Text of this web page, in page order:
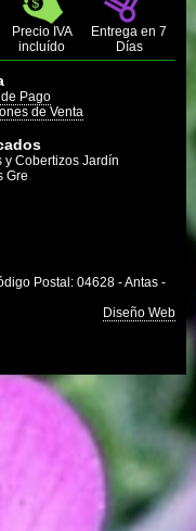
Precio IVA
incluído
Entrega en 7
Días
Pago
de Venta
y Cobertizos Jardín
Gre
Postal: 04628 - Antas -
Diseño Web